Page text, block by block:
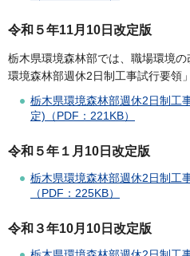
令和５年11月10日改定版
栃木県環境森林部では、職場環境
環境森林部週休2日制工事試行要領
栃木県環境森林部週休2日制工
定)（PDF：221KB）
令和５年１月10日改定版
栃木県環境森林部週休2日制工
（PDF：225KB）
令和３年10月10日改定版